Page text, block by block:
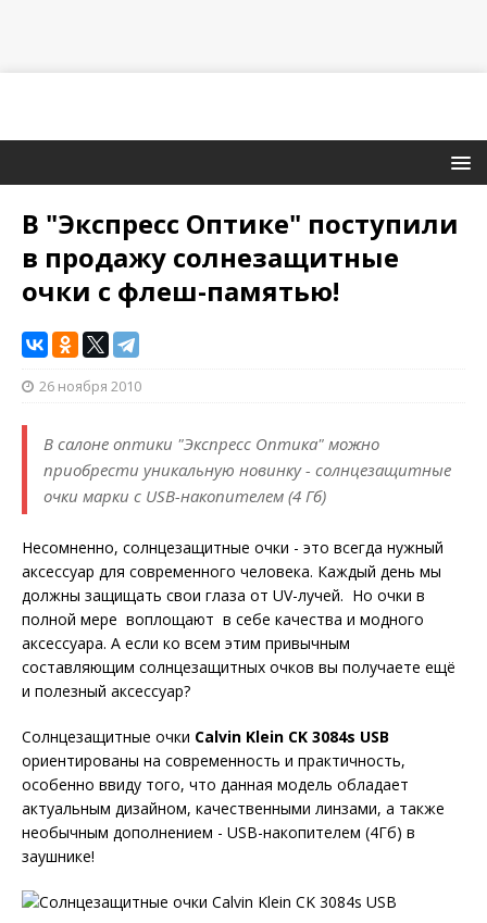
В "Экспресс Оптике" поступили
в продажу солнезащитные
очки c флеш-памятью!
26 ноября 2010
В салоне оптики "Экспресс Оптика" можно
приобрести уникальную новинку - солнцезащитные
очки марки с USB-накопителем (4 Гб)
Несомненно, солнцезащитные очки - это всегда нужный
аксессуар для современного человека. Каждый день мы
должны защищать свои глаза от UV-лучей. Но очки в
полной мере воплощают в себе качества и модного
аксессуара. А если ко всем этим привычным
составляющим солнцезащитных очков вы получаете ещё
и полезный аксессуар?
Солнцезащитные очки Calvin Klein CK 3084s USB
ориентированы на современность и практичность,
особенно ввиду того, что данная модель обладает
актуальным дизайном, качественными линзами, а также
необычным дополнением - USB-накопителем (4Гб) в
заушнике!